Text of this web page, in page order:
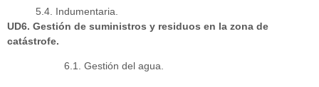
5.4. Indumentaria.
UD6. Gestión de suministros y residuos en la zona de
catástrofe.
6.1. Gestión del agua.